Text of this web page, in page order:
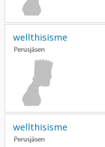
wellthisisme
wellthisisme